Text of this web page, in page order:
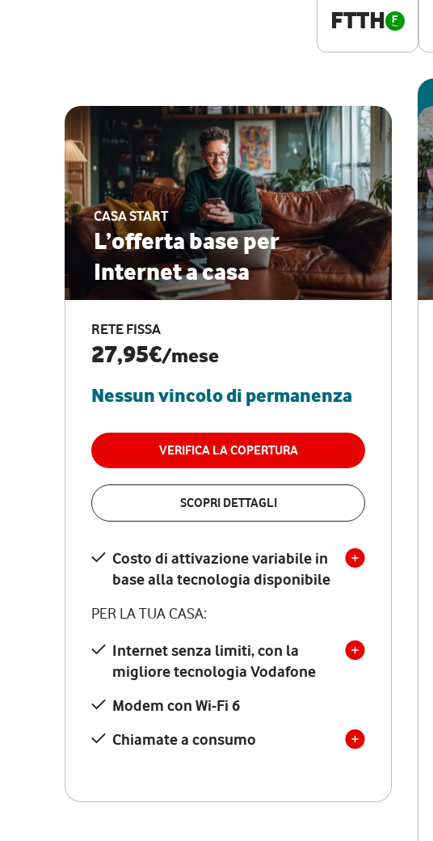
FTTH
CASA START
L’offerta base per
Internet a casa
RETE FISSA
27,95€/mese
Nessun vincolo di permanenza
VERIFICA LA COPERTURA
SCOPRI DETTAGLI
Costo di attivazione variabile in
base alla tecnologia disponibile
PER LA TUA CASA:
Internet senza limiti, con la
migliore tecnologia Vodafone
Modem con Wi-Fi 6
Chiamate a consumo